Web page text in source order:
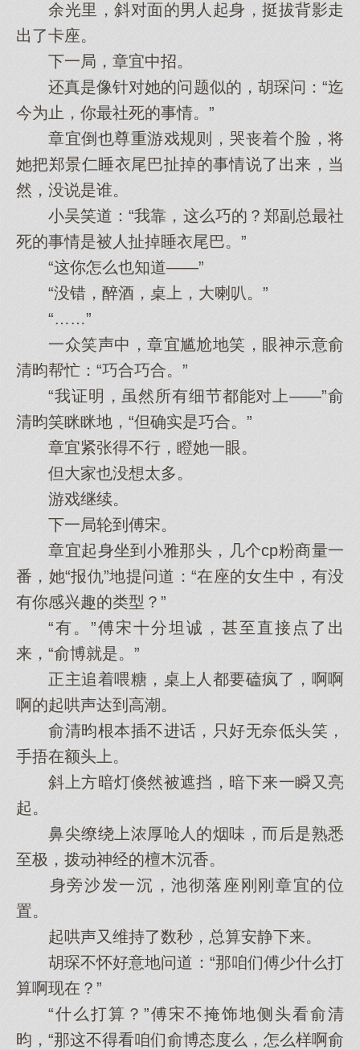
余光里，斜对面的男人起身，挺拔背影走
出了卡座。
下一局，章宜中招。
还真是像针对她的问题似的，胡琛问：“迄
今为止，你最社死的事情。”
章宜倒也尊重游戏规则，哭丧着个脸，将
她把郑景仁睡衣尾巴扯掉的事情说了出来，当
然，没说是谁。
小吴笑道：“我靠，这么巧的？郑副总最社
死的事情是被人扯掉睡衣尾巴。”
“这你怎么也知道——”
“没错，醉酒，桌上，大喇叭。”
“……”
一众笑声中，章宜尴尬地笑，眼神示意俞
清昀帮忙：“巧合巧合。”
“我证明，虽然所有细节都能对上——”俞
清昀笑眯眯地，“但确实是巧合。”
章宜紧张得不行，瞪她一眼。
但大家也没想太多。
游戏继续。
下一局轮到傅宋。
章宜起身坐到小雅那头，几个cp粉商量一
番，她“报仇”地提问道：“在座的女生中，有没
有你感兴趣的类型？”
“有。”傅宋十分坦诚，甚至直接点了出
来，“俞博就是。”
正主追着喂糖，桌上人都要磕疯了，啊啊
啊的起哄声达到高潮。
俞清昀根本插不进话，只好无奈低头笑，
手捂在额头上。
斜上方暗灯倏然被遮挡，暗下来一瞬又亮
起。
鼻尖缭绕上浓厚呛人的烟味，而后是熟悉
至极，拨动神经的檀木沉香。
身旁沙发一沉，池彻落座刚刚章宜的位
置。
起哄声又维持了数秒，总算安静下来。
胡琛不怀好意地问道：“那咱们傅少什么打
算啊现在？”
“什么打算？”傅宋不掩饰地侧头看俞清
昀，“那这不得看咱们俞博态度么，怎么样啊俞